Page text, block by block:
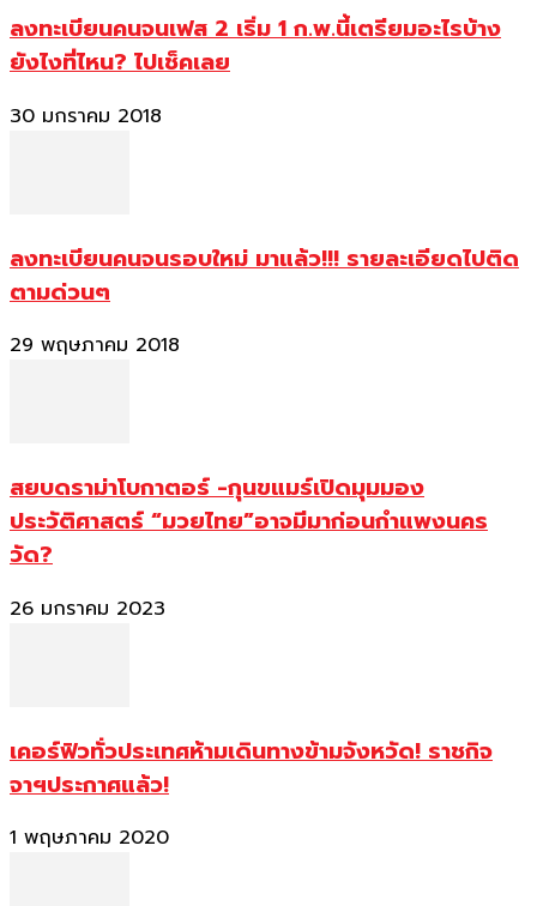
ลงทะเบียนคนจนเฟส 2 เริ่ม 1 ก.พ.นี้เตรียมอะไรบ้าง
ยังไงที่ไหน? ไปเช็คเลย
30 มกราคม 2018
ลงทะเบียนคนจนรอบใหม่ มาแล้ว!!! รายละเอียดไปติด
ตามด่วนๆ
29 พฤษภาคม 2018
สยบดราม่าโบกาตอร์ -กุนขแมร์เปิดมุมมอง
ประวัติศาสตร์ “มวยไทย”อาจมีมาก่อนกำแพงนคร
วัด?
26 มกราคม 2023
เคอร์ฟิวทั่วประเทศห้ามเดินทางข้ามจังหวัด! ราชกิจ
จาฯประกาศแล้ว!
1 พฤษภาคม 2020